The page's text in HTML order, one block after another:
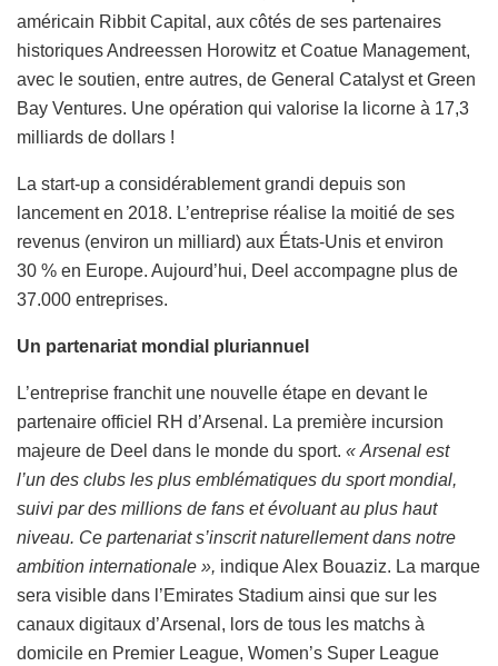
américain Ribbit Capital, aux côtés de ses partenaires
historiques Andreessen Horowitz et Coatue Management,
avec le soutien, entre autres, de General Catalyst et Green
Bay Ventures. Une opération qui valorise la licorne à 17,3
milliards de dollars !
La start-up a considérablement grandi depuis son
lancement en 2018. L’entreprise réalise la moitié de ses
revenus (environ un milliard) aux États-Unis et environ
30 % en Europe. Aujourd’hui, Deel accompagne plus de
37.000 entreprises.
Un partenariat mondial pluriannuel
L’entreprise franchit une nouvelle étape en devant le
partenaire officiel RH d’Arsenal. La première incursion
majeure de Deel dans le monde du sport. « Arsenal est
l’un des clubs les plus emblématiques du sport mondial,
suivi par des millions de fans et évoluant au plus haut
niveau. Ce partenariat s’inscrit naturellement dans notre
ambition internationale », indique Alex Bouaziz. La marque
sera visible dans l’Emirates Stadium ainsi que sur les
canaux digitaux d’Arsenal, lors de tous les matchs à
domicile en Premier League, Women’s Super League